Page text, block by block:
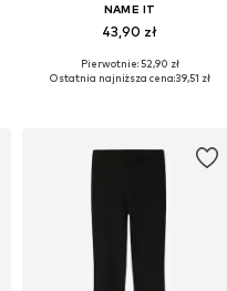
NAME IT
43,90 zł
Dostępne w różnych rozmiarach
Pierwotnie: 52,90 zł
Ostatnia najniższa cena:39,51 zł